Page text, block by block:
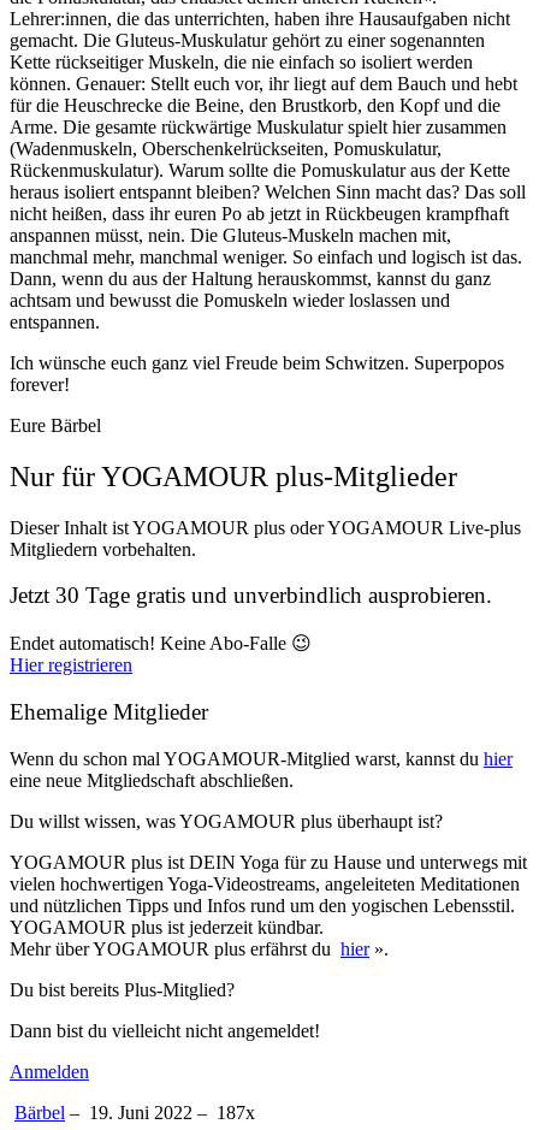
Lehrer:innen, die das unterrichten, haben ihre Hausaufgaben nicht
gemacht. Die Gluteus-Muskulatur gehört zu einer sogenannten
Kette rückseitiger Muskeln, die nie einfach so isoliert werden
können. Genauer: Stellt euch vor, ihr liegt auf dem Bauch und hebt
für die Heuschrecke die Beine, den Brustkorb, den Kopf und die
Arme. Die gesamte rückwärtige Muskulatur spielt hier zusammen
(Wadenmuskeln, Oberschenkelrückseiten, Pomuskulatur,
Rückenmuskulatur). Warum sollte die Pomuskulatur aus der Kette
heraus isoliert entspannt bleiben? Welchen Sinn macht das? Das soll
nicht heißen, dass ihr euren Po ab jetzt in Rückbeugen krampfhaft
anspannen müsst, nein. Die Gluteus-Muskeln machen mit,
manchmal mehr, manchmal weniger. So einfach und logisch ist das.
Dann, wenn du aus der Haltung herauskommst, kannst du ganz
achtsam und bewusst die Pomuskeln wieder loslassen und
entspannen.
Ich wünsche euch ganz viel Freude beim Schwitzen. Superpopos
forever!
Eure Bärbel
Nur für YOGAMOUR plus-Mitglieder
Dieser Inhalt ist YOGAMOUR plus oder YOGAMOUR Live-plus
Mitgliedern vorbehalten.
Jetzt 30 Tage gratis und unverbindlich ausprobieren.
Endet automatisch! Keine Abo-Falle 😉
Hier registrieren
Ehemalige Mitglieder
Wenn du schon mal YOGAMOUR-Mitglied warst, kannst du hier
eine neue Mitgliedschaft abschließen.
Du willst wissen, was YOGAMOUR plus überhaupt ist?
YOGAMOUR plus ist DEIN Yoga für zu Hause und unterwegs mit
vielen hochwertigen Yoga-Videostreams, angeleiteten Meditationen
und nützlichen Tipps und Infos rund um den yogischen Lebensstil.
YOGAMOUR plus ist jederzeit kündbar.
Mehr über YOGAMOUR plus erfährst du hier».
Du bist bereits Plus-Mitglied?
Dann bist du vielleicht nicht angemeldet!
Anmelden
Bärbel – 19. Juni 2022 – 187x